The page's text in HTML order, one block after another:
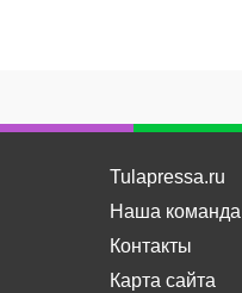
Tulapressa.ru
Наша команда
Контакты
Карта сайта